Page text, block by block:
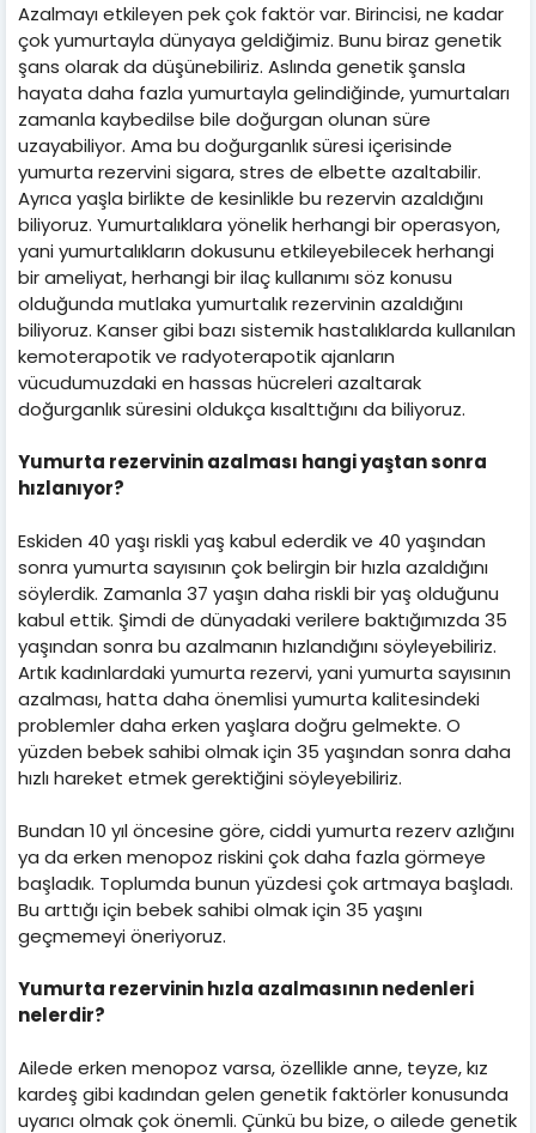
Azalmayı etkileyen pek çok faktör var. Birincisi, ne kadar
çok yumurtayla dünyaya geldiğimiz. Bunu biraz genetik
şans olarak da düşünebiliriz. Aslında genetik şansla
hayata daha fazla yumurtayla gelindiğinde, yumurtaları
zamanla kaybedilse bile doğurgan olunan süre
uzayabiliyor. Ama bu doğurganlık süresi içerisinde
yumurta rezervini sigara, stres de elbette azaltabilir.
Ayrıca yaşla birlikte de kesinlikle bu rezervin azaldığını
biliyoruz. Yumurtalıklara yönelik herhangi bir operasyon,
yani yumurtalıkların dokusunu etkileyebilecek herhangi
bir ameliyat, herhangi bir ilaç kullanımı söz konusu
olduğunda mutlaka yumurtalık rezervinin azaldığını
biliyoruz. Kanser gibi bazı sistemik hastalıklarda kullanılan
kemoterapotik ve radyoterapotik ajanların
vücudumuzdaki en hassas hücreleri azaltarak
doğurganlık süresini oldukça kısalttığını da biliyoruz.
Yumurta rezervinin azalması hangi yaştan sonra
hızlanıyor?
Eskiden 40 yaşı riskli yaş kabul ederdik ve 40 yaşından
sonra yumurta sayısının çok belirgin bir hızla azaldığını
söylerdik. Zamanla 37 yaşın daha riskli bir yaş olduğunu
kabul ettik. Şimdi de dünyadaki verilere baktığımızda 35
yaşından sonra bu azalmanın hızlandığını söyleyebiliriz.
Artık kadınlardaki yumurta rezervi, yani yumurta sayısının
azalması, hatta daha önemlisi yumurta kalitesindeki
problemler daha erken yaşlara doğru gelmekte. O
yüzden bebek sahibi olmak için 35 yaşından sonra daha
hızlı hareket etmek gerektiğini söyleyebiliriz.
Bundan 10 yıl öncesine göre, ciddi yumurta rezerv azlığını
ya da erken menopoz riskini çok daha fazla görmeye
başladık. Toplumda bunun yüzdesi çok artmaya başladı.
Bu arttığı için bebek sahibi olmak için 35 yaşını
geçmemeyi öneriyoruz.
Yumurta rezervinin hızla azalmasının nedenleri
nelerdir?
Ailede erken menopoz varsa, özellikle anne, teyze, kız
kardeş gibi kadından gelen genetik faktörler konusunda
uyarıcı olmak çok önemli. Çünkü bu bize, o ailede genetik